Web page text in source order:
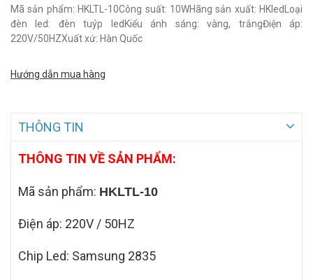
Mã sản phẩm: HKLTL-10Công suất: 10WHãng sản xuất: HKledLoại
đèn led: đèn tuýp ledKiểu ánh sáng: vàng, trắngĐiện áp:
220V/50HZXuất xứ: Hàn Quốc
Hướng dẫn mua hàng
THÔNG TIN
THÔNG TIN VỀ SẢN PHẨM:
Mã sản phẩm: HKLTL-10
Điện áp: 220V / 50HZ
Chip Led: Samsung 2835